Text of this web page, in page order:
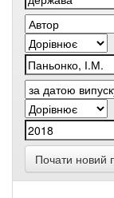
Почати новий